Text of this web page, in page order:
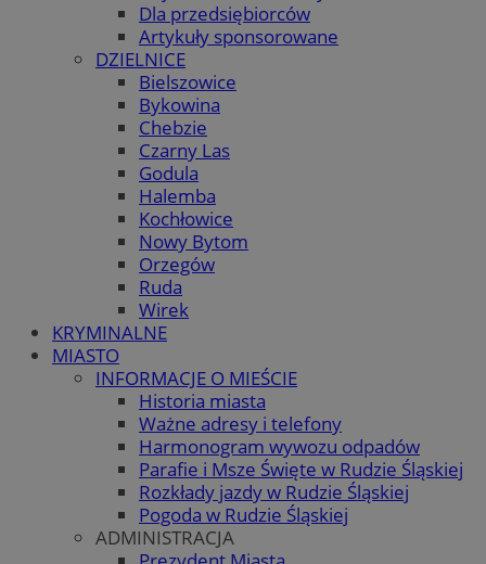
Dla przedsiębiorców
Artykuły sponsorowane
DZIELNICE
Bielszowice
Bykowina
Chebzie
Czarny Las
Godula
Halemba
Kochłowice
Nowy Bytom
Orzegów
Ruda
Wirek
KRYMINALNE
MIASTO
INFORMACJE O MIEŚCIE
Historia miasta
Ważne adresy i telefony
Harmonogram wywozu odpadów
Parafie i Msze Święte w Rudzie Śląskiej
Rozkłady jazdy w Rudzie Śląskiej
Pogoda w Rudzie Śląskiej
ADMINISTRACJA